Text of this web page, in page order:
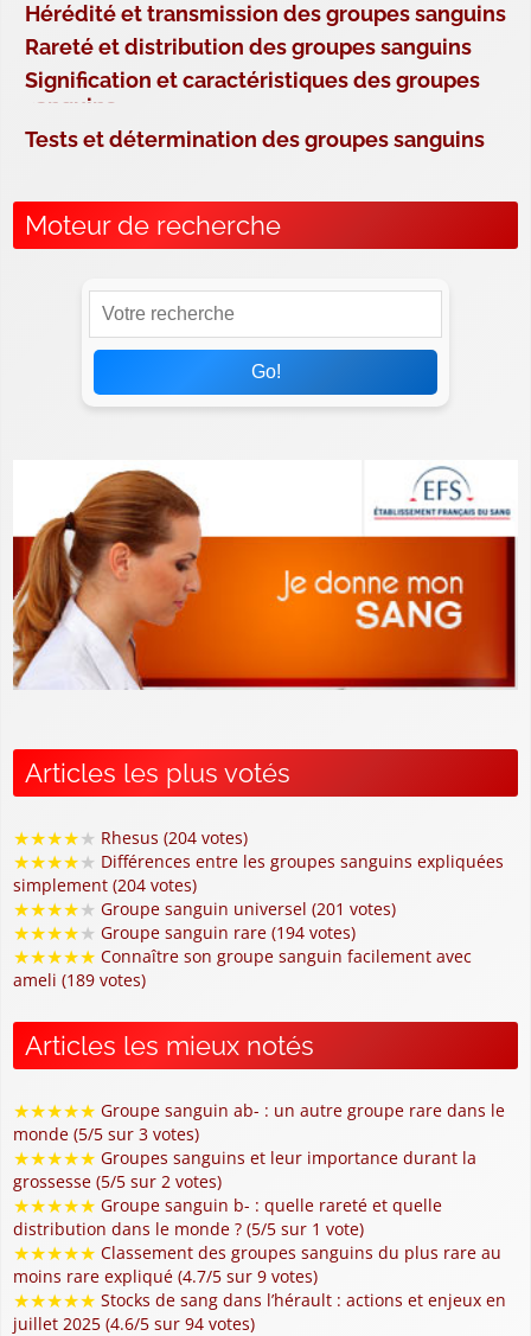
Hérédité et transmission des groupes sanguins
Rareté et distribution des groupes sanguins
Signification et caractéristiques des groupes
sanguins
Tests et détermination des groupes sanguins
Moteur de recherche
Go!
Articles les plus votés
★★★★★ Rhesus (204 votes)
★★★★★ Différences entre les groupes sanguins expliquées
simplement (204 votes)
★★★★★ Groupe sanguin universel (201 votes)
★★★★★ Groupe sanguin rare (194 votes)
★★★★★ Connaître son groupe sanguin facilement avec
ameli (189 votes)
Articles les mieux notés
★★★★★ Groupe sanguin ab- : un autre groupe rare dans le
monde (5/5 sur 3 votes)
★★★★★ Groupes sanguins et leur importance durant la
grossesse (5/5 sur 2 votes)
★★★★★ Groupe sanguin b- : quelle rareté et quelle
distribution dans le monde ? (5/5 sur 1 vote)
★★★★★ Classement des groupes sanguins du plus rare au
moins rare expliqué (4.7/5 sur 9 votes)
★★★★★ Stocks de sang dans l’hérault : actions et enjeux en
juillet 2025 (4.6/5 sur 94 votes)